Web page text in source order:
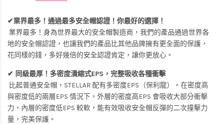
✔業界最多！通過最多安全帽認證！你最好的選擇！
業界最多！身為世界最大的安全帽製造商，我們的產品通過世界各
地的安全帽認證，也讓我們的產品比其他品牌擁有更全面的保護，
花同樣的錢，多好幾倍的安全認證肯定，讓你更放心。
✔ 同級最厚！多密度潰縮式EPS，完整吸收各種衝擊
比起普通安全帽，STELLAR 配有多密度EPS（保利龍）。在密度高
與密度低的兩層EPS 情況下，外層的密度高EPS 會吸收大部分衝擊
力，內層的密度低EPS 較軟，能有效吸收安全帽反彈的二次撞擊力
量，完美保護。